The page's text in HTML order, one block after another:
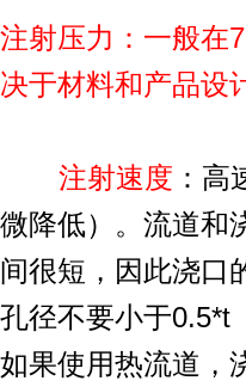
注射压力：一般在
决于材料和产品设
注射速度 ：
微降低）。流道和
间很短，因此浇口
孔径不要小于0.5*t
如果使用热流道，